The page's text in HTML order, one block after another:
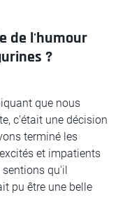
de l'humour
?
que nous
c'était une décision
terminé les
et impatients
qu'il
pu être une belle